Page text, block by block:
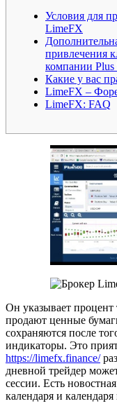
Условия для
LimeFX
привлечения
компании Plus
Какие у вас
LimeFX –
LimeFX: FAQ
Он указывает
продают ценные
сохраняются после
индикаторы. Это
https://limefx.finance/
дневной трейдер
сессии. Есть
календаря и